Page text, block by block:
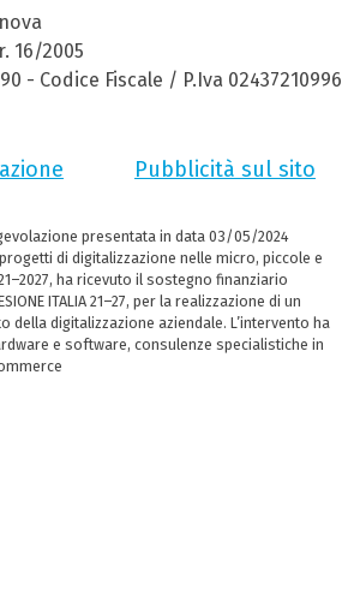
16/2005
- Codice Fiscale / P.Iva 02437210996
Pubblicità sul sito
presentata in data 03/05/2024
di digitalizzazione nelle micro, piccole e
ha ricevuto il sostegno finanziario
ITALIA 21–27, per la realizzazione di un
digitalizzazione aziendale. L’intervento ha
e software, consulenze specialistiche in